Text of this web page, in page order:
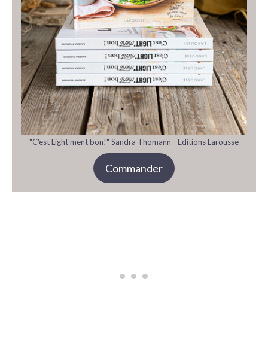
"C'est Light'ment bon!" Sandra Thomann - Editions Larousse
Commander